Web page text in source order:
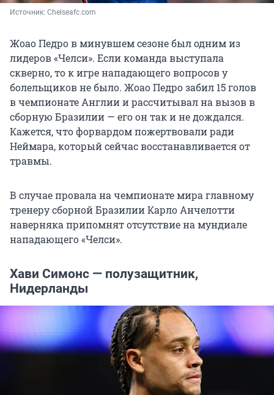
Источник: Сhelseafc.com
Жоао Педро в минувшем сезоне был одним из
лидеров «Челси». Если команда выступала
скверно, то к игре нападающего вопросов у
болельщиков не было. Жоао Педро забил 15 голов
в чемпионате Англии и рассчитывал на вызов в
сборную Бразилии — его он так и не дождался.
Кажется, что форвардом пожертвовали ради
Неймара, который сейчас восстанавливается от
травмы.
В случае провала на чемпионате мира главному
тренеру сборной Бразилии Карло Анчелотти
наверняка припомнят отсутствие на мундиале
нападающего «Челси».
Хави Симонс — полузащитник,
Нидерланды